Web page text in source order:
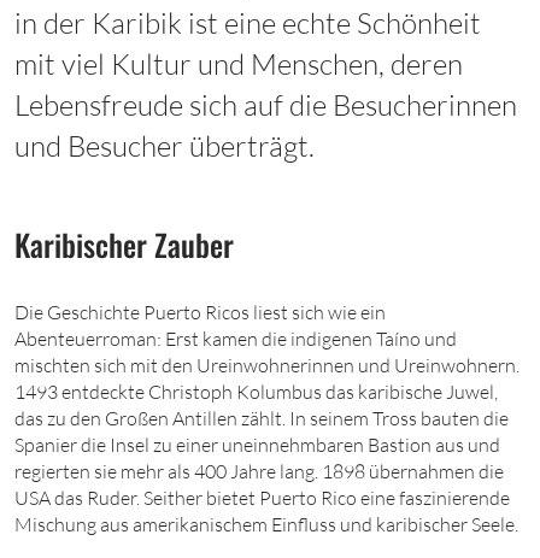
in der Karibik ist eine echte Schönheit
mit viel Kultur und Menschen, deren
Lebensfreude sich auf die Besucherinnen
und Besucher überträgt.
Karibischer Zauber
Die Geschichte Puerto Ricos liest sich wie ein
Abenteuerroman: Erst kamen die indigenen Taíno und
mischten sich mit den Ureinwohnerinnen und Ureinwohnern.
1493 entdeckte Christoph Kolumbus das karibische Juwel,
das zu den Großen Antillen zählt. In seinem Tross bauten die
Spanier die Insel zu einer uneinnehmbaren Bastion aus und
regierten sie mehr als 400 Jahre lang. 1898 übernahmen die
USA das Ruder. Seither bietet Puerto Rico eine faszinierende
Mischung aus amerikanischem Einfluss und karibischer Seele.